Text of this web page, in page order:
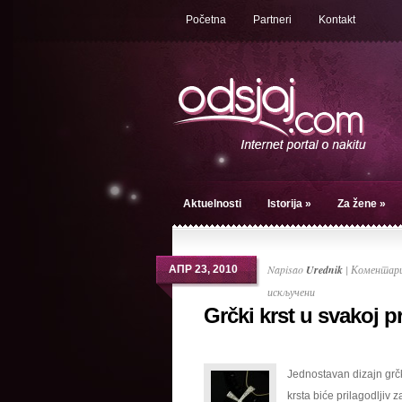
Početna Partneri Kontakt
Aktuelnosti Istorija » Za žene »
АПР 23, 2010 Napisao Urednik |
искљученина
Grčki
svakoj
prilici
Grčki krst u svakoj
Jednostavan dizajn
krsta biće prilagodljiv